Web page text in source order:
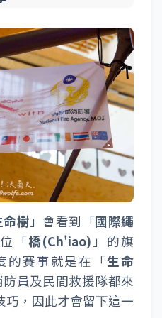
命樹」會看到「國際繩
「橋(Ch'iao)」的旗
的賽事就是在「生命
員及民間救援隊都來
，因此才會留下這一